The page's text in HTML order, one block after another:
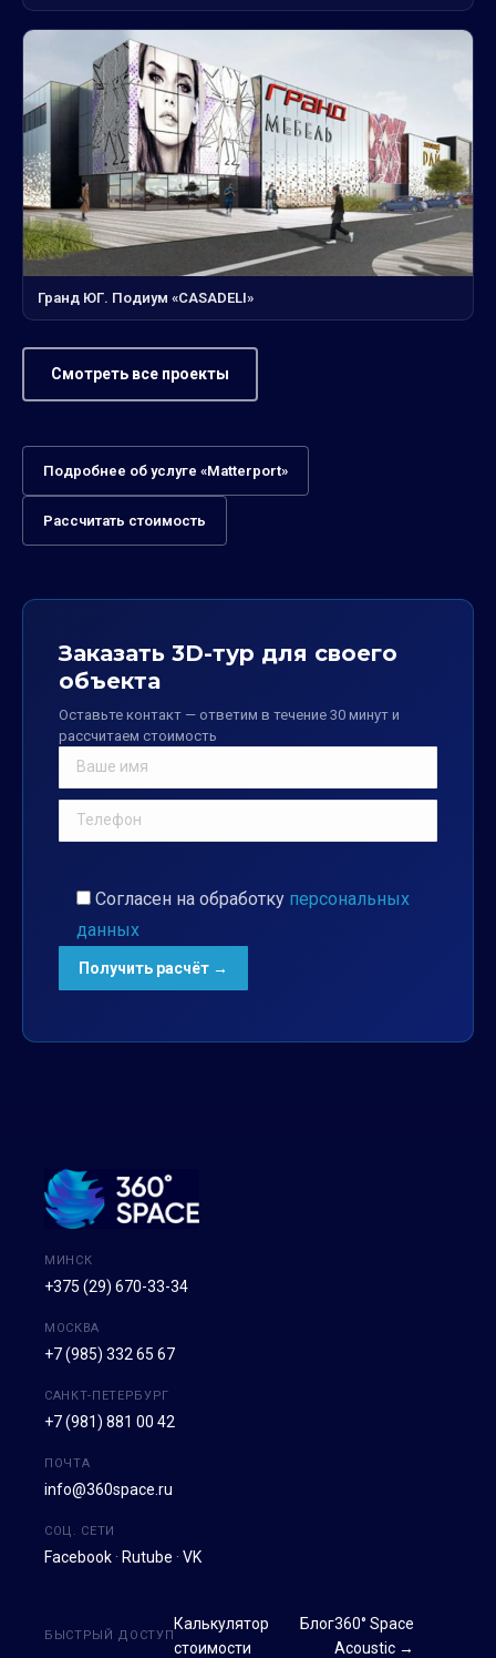
Гранд ЮГ. Подиум «CASADELI»
Смотреть все проекты
Подробнее об услуге «Matterport»
Рассчитать стоимость
Заказать 3D-тур для своего
объекта
Оставьте контакт — ответим в течение 30 минут и
рассчитаем стоимость
Согласен на обработку персональных
данных
МИНСК
+375 (29) 670-33-34
МОСКВА
+7 (985) 332 65 67
САНКТ-ПЕТЕРБУРГ
+7 (981) 881 00 42
ПОЧТА
info@360space.ru
СОЦ. СЕТИ
Facebook · Rutube · VK
БЫСТРЫЙ ДОСТУП
Калькулятор
стоимости
Блог360° Space
Acoustic →